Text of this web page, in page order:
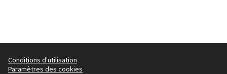
Conditions d'utilisation
Paramètres des cookies